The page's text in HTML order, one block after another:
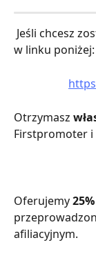
w linku poniżej:
Otrzymasz
Firstpromoter i
Oferujemy
afiliacyjnym.